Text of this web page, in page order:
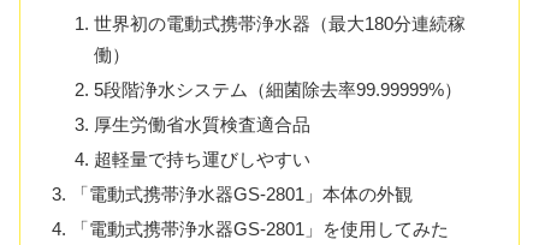
世界初の電動式携帯浄水器（最大180分連続稼
働）
5段階浄水システム（細菌除去率99.99999%）
厚生労働省水質検査適合品
超軽量で持ち運びしやすい
「電動式携帯浄水器GS-2801」本体の外観
「電動式携帯浄水器GS-2801」を使用してみた